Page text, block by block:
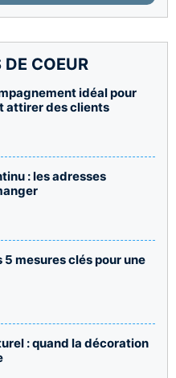
COEUR
idéal pour
attirer des clients
: les adresses
mesures clés pour une
: quand la décoration